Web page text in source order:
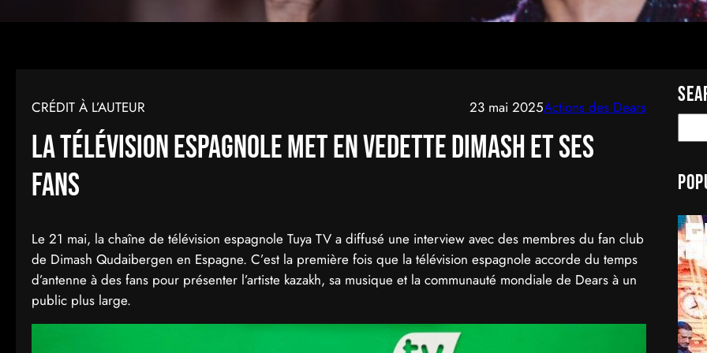
CRÉDIT À L’AUTEUR 23 mai 2025Actions des Dears
La télévision espagnole met en vedette Dimash et ses
fans
Le 21 mai, la chaîne de télévision espagnole Tuya TV a diffusé une interview avec des membres du fan club
de Dimash Qudaibergen en Espagne. C’est la première fois que la télévision espagnole accorde du temps
d’antenne à des fans pour présenter l’artiste kazakh, sa musique et la communauté mondiale de Dears à un
public plus large.
e
r
h